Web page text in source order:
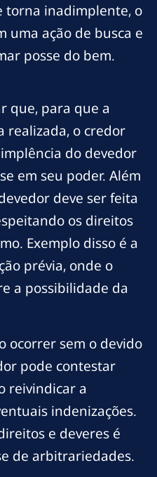
torna inadimplente, o
uma ação de busca e
posse do bem.
que, para que a
realizada, o credor
do devedor
em seu poder. Além
deve ser feita
os direitos
Exemplo disso é a
prévia, onde o
a possibilidade da
ocorrer sem o devido
pode contestar
reivindicar a
indenizações.
e deveres é
de arbitrariedades.